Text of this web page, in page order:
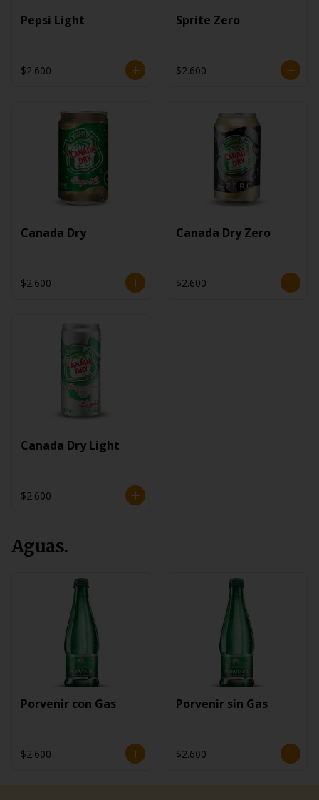
Pepsi Light
$2.600
Sprite Zero
$2.600
Canada Dry
$2.600
Canada Dry Zero
$2.600
Canada Dry Light
$2.600
Aguas.
Porvenir con Gas
$2.600
Porvenir sin Gas
$2.600